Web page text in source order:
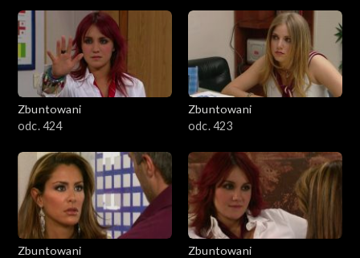
Zbuntowani
odc. 424
Zbuntowani
odc. 423
Zbuntowani
Zbuntowani